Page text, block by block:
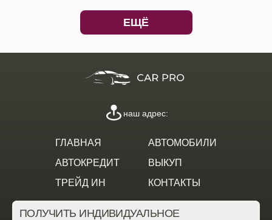
ЕЩЁ
ГЛАВНАЯ
АВТОМОБИЛИ
АВТОКРЕДИТ
ВЫКУП
ТРЕЙД ИН
КОНТАКТЫ
наш адрес:
ПОЛУЧИТЬ ИНДИВИДУАЛЬНОЕ